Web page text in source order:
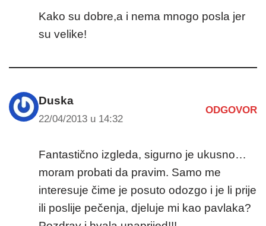
Kako su dobre,a i nema mnogo posla jer
su velike!
Duska
22/04/2013 u 14:32
ODGOVOR
Fantastično izgleda, sigurno je ukusno…
moram probati da pravim. Samo me
interesuje čime je posuto odozgo i je li prije
ili poslije pečenja, djeluje mi kao pavlaka?